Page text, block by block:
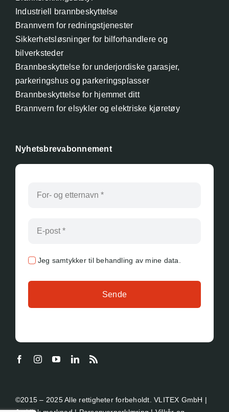
Industriell brannbeskyttelse
Brannvern for redningstjenester
Sikkerhetsløsninger for bilforhandlere og
bilverksteder
Brannbeskyttelse for underjordiske garasjer,
parkeringshus og parkeringsplasser
Brannbeskyttelse for hjemmet ditt
Brannvern for elsykler og elektriske kjøretøy
Nyhetsbrevabonnement
Jeg samtykker til behandling av mine data.
Sende
©2015 – 2025 Alle rettigheter forbeholdt. VLITEX GmbH |